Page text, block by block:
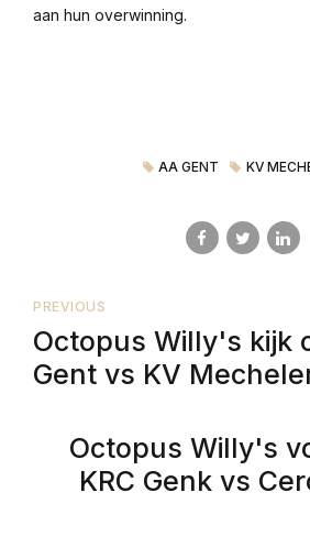
aan hun overwinning.
AA GENT KV
PREVIOUS
Octopus Willy's kijk
Gent vs KV
Octopus Willy's
KRC Genk vs